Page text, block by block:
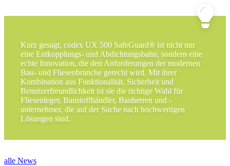
Kurz gesagt, codex UX 500 SafeGuard® ist nicht nur
eine Entkopplungs- und Abdichtungsbahn, sondern eine
echte Innovation, die den Anforderungen der modernen
Bau- und Fliesenbranche gerecht wird. Mit ihrer
Kombination aus Funktionalität, Sicherheit und
Benutzerfreundlichkeit ist sie die richtige Wahl für
Fliesenleger, Baustoffhändler, Bauherren und -
unternehmer, die auf der Suche nach hochwertigen
Lösungen sind.
alle News